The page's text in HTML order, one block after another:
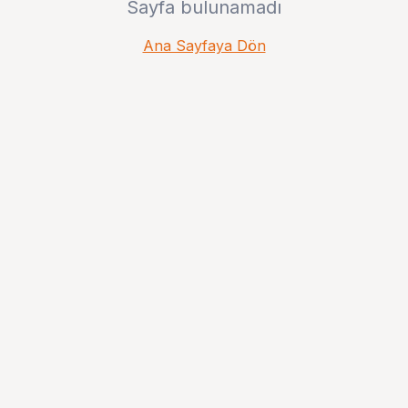
Sayfa bulunamadı
Ana Sayfaya Dön